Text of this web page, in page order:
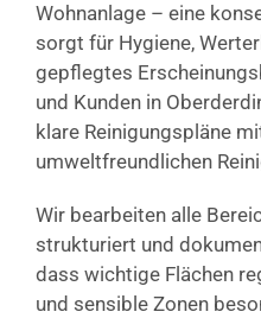
Wohnanlage – eine
sorgt für Hygiene,
gepflegtes
und Kunden in
klare Reinigungspläne
umweltfreundlichen
Wir bearbeiten alle
strukturiert und
dass wichtige Flächen
und sensible Zonen